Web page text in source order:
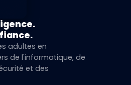
adultes en
de l'informatique, de
et des